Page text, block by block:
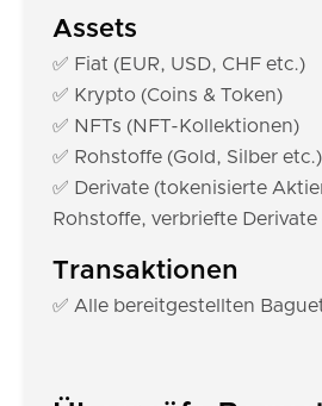
Assets
✅ Fiat (EUR, USD, CHF etc.)
✅ Krypto (Coins & Token)
✅ NFTs (NFT-Kollektionen)
✅ Rohstoffe (Gold, Silber etc.)
✅ Derivate (tokenisierte
Rohstoffe, verbriefte Derivate
Transaktionen
✅ Alle bereitgestellten